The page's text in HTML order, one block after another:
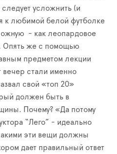
усложнить (и
к любимой белой футболке
- как леопардовое
Опять же с помощью
предметом лекции
вечер стали именно
свой «топ 20»
должен быть в
Почему? «Да потому
“Лего” - идеально
эти вещи должны
дает правильный ответ